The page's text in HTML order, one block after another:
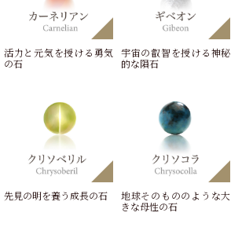
活力と元気を授ける勇気
の石
宇宙の叡智を授ける神秘
的な隕石
先見の明を養う成長の石
地球そのもののような大
きな母性の石